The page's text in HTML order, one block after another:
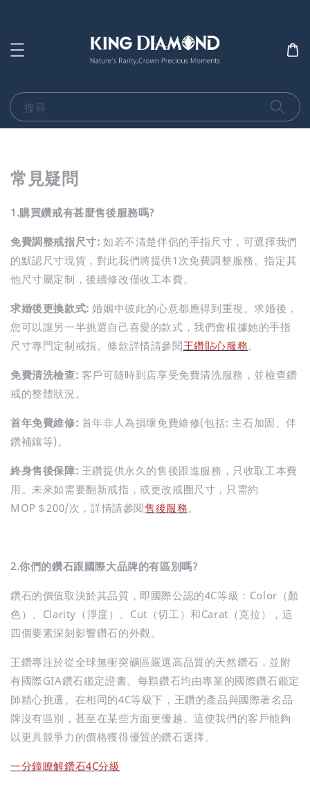
搜尋
常見疑問
1.購買鑽戒有甚麼售後服務嗎?
免費調整戒指尺寸: 如若不清楚伴侶的手指尺寸，可選擇我們
的默認尺寸現貨，對此我們將提供1次免費調整服務。指定其
他尺寸屬定制，後續修改僅收工本費。
求婚後更換款式:婚姻中彼此的心意都應得到重視。求婚後，
您可以讓另一半挑選自己喜愛的款式，我們會根據她的手指
尺寸專門定制戒指。條款詳情請參閱王鑽貼心服務。
免費清洗檢查: 客戶可隨時到店享受免費清洗服務，並檢查鑽
戒的整體狀況。
首年免費維修: 首年非人為損壞免費維修(包括: 主石加固、伴
鑽補鑲等)。
終身售後保障: 王鑽提供永久的售後跟進服務，只收取工本費
用。未來如需要翻新戒指，或更改戒圈尺寸，只需約
MOP＄200/次，詳情請參閱售後服務。
2.你們的鑽石跟國際大品牌的有區別嗎?
鑽石的價值取決於其品質，即國際公認的4C等級：Color（顏
色）、Clarity（淨度）、Cut（切工）和Carat（克拉），這
四個要素深刻影響鑽石的外觀。
王鑽專注於從全球無衝突礦區嚴選高品質的天然鑽石，並附
有國際GIA鑽石鑑定證書。每顆鑽石均由專業的國際鑽石鑑定
師精心挑選。在相同的4C等級下，王鑽的產品與國際著名品
牌沒有區別，甚至在某些方面更優越。這使我們的客戶能夠
以更具競爭力的價格獲得優質的鑽石選擇。
一分鐘瞭解鑽石4C分級